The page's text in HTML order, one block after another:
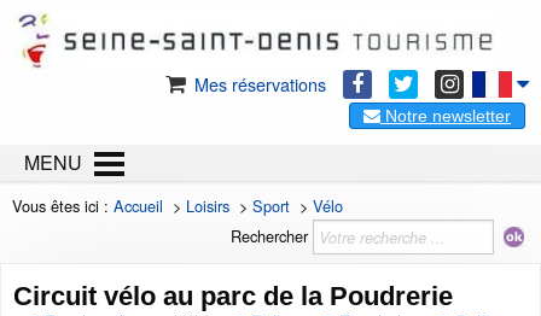
Mes réservations
Notre newsletter
MENU
Vous êtes ici : Accueil > Loisirs > Sport > Vélo
Rechercher
Circuit vélo au parc de la Poudrerie